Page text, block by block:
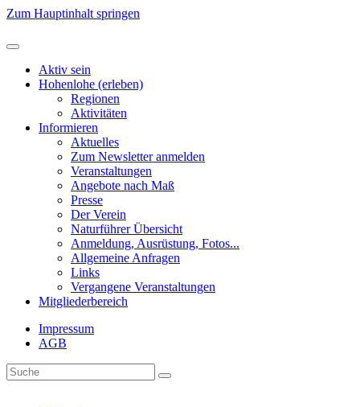
Zum Hauptinhalt springen
Aktiv sein
Hohenlohe (erleben)
Regionen
Aktivitäten
Informieren
Aktuelles
Zum Newsletter anmelden
Veranstaltungen
Angebote nach Maß
Presse
Der Verein
Naturführer Übersicht
Anmeldung, Ausrüstung, Fotos...
Allgemeine Anfragen
Links
Vergangene Veranstaltungen
Mitgliederbereich
Impressum
AGB